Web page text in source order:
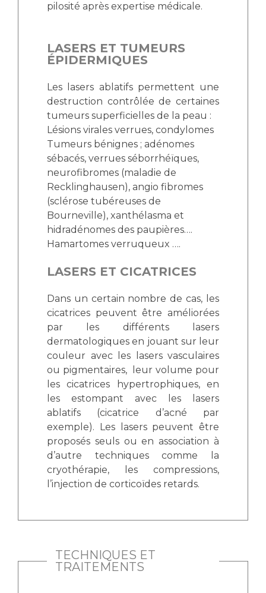
pilosité après expertise médicale.
LASERS ET TUMEURS
ÉPIDERMIQUES
Les lasers ablatifs permettent une
destruction contrôlée de certaines
tumeurs superficielles de la peau :
Lésions virales verrues, condylomes
Tumeurs bénignes ; adénomes
sébacés, verrues séborrhéïques,
neurofibromes (maladie de
Recklinghausen), angio fibromes
(sclérose tubéreuses de
Bourneville), xanthélasma et
hidradénomes des paupières….
Hamartomes verruqueux ….
LASERS ET CICATRICES
Dans un certain nombre de cas, les
cicatrices peuvent être améliorées
par les différents lasers
dermatologiques en jouant sur leur
couleur avec les lasers vasculaires
ou pigmentaires, leur volume pour
les cicatrices hypertrophiques, en
les estompant avec les lasers
ablatifs (cicatrice d’acné par
exemple). Les lasers peuvent être
proposés seuls ou en association à
d’autre techniques comme la
cryothérapie, les compressions,
l’injection de corticoïdes retards.
TECHNIQUES ET
TRAITEMENTS